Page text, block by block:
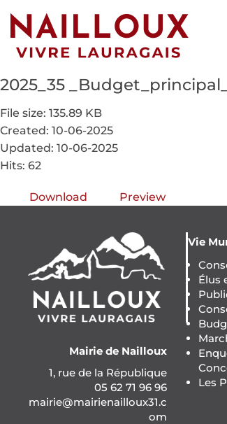
2025_35
File size: 135.89 KB
Created: 10-06-2025
Updated: 10-06-2025
Hits: 62
Download Preview
Mairie de Nailloux
1, rue de la République
05 62 71 96 96
mairie@mairienailloux31.c
om
Vie
Élus
Les